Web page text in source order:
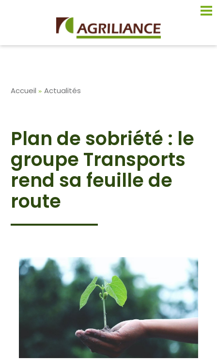
Fil
Accueil Actualités
Plan de sobriété : le
groupe Transports
rend sa feuille de
route